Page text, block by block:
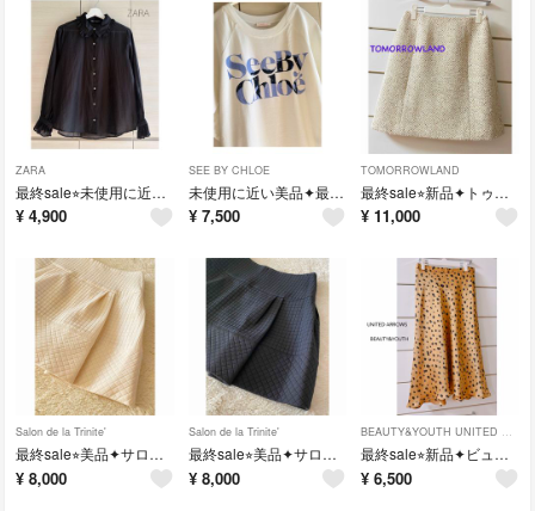
ZARA
最終sale⭐︎未使用に近い美品⁎⋆* ZARA ブラック シアー ブラウス
¥ 4,900
SEE BY CHLOE
未使用に近い美品✦︎最終sale⭐︎希少⭐︎SeeByChloé ロゴプリント 長袖トップス
¥ 7,500
TOMORROWLAND
最終sale⭐︎新品✦︎トゥモローランド❤︎ツイード スカート❤︎ベージュ系
¥ 11,000
Salon de la Trinite'
最終sale⭐︎美品✦︎サロンデュラトリニーテ•パンセ❤︎フレア スカート❤︎アイボリー
¥ 8,000
Salon de la Trinite'
最終sale⭐︎美品✦︎サロンデュラトリニーテ❤︎フレア スカート❤︎ブラック
¥ 8,000
BEAUTY&YOUTH UNITED ARROWS
最終sale⭐︎新品✦︎ビューティーアンドユース ユナイテッドアローズ
¥ 6,500